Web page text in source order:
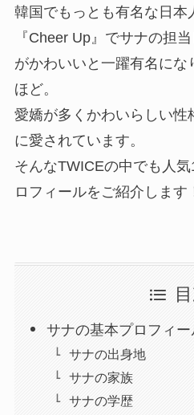
韓国でもっとも有名な日本
『Cheer Up』でサナの担
がかわいいと一躍有名にな
ほど。
愛嬌が多くかわいらしい性
に愛されています。
そんなTWICEの中でも人
ロフィールをご紹介します
サナの基本プロフィー
サナの出身地
サナの家族
サナの学歴